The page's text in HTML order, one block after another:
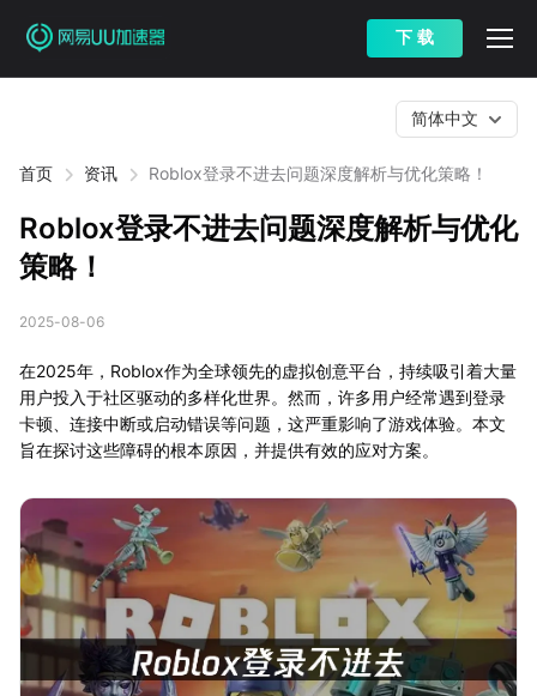
下 载
首页 资讯 Roblox登录不进去问题深度解析与优化策略！
简体中文
Roblox登录不进去问题深度解析与优化
策略！
2025-08-06
在2025年，Roblox作为全球领先的虚拟创意平台，持续吸引着大量
用户投入于社区驱动的多样化世界。然而，许多用户经常遇到登录
卡顿、连接中断或启动错误等问题，这严重影响了游戏体验。本文
旨在探讨这些障碍的根本原因，并提供有效的应对方案。